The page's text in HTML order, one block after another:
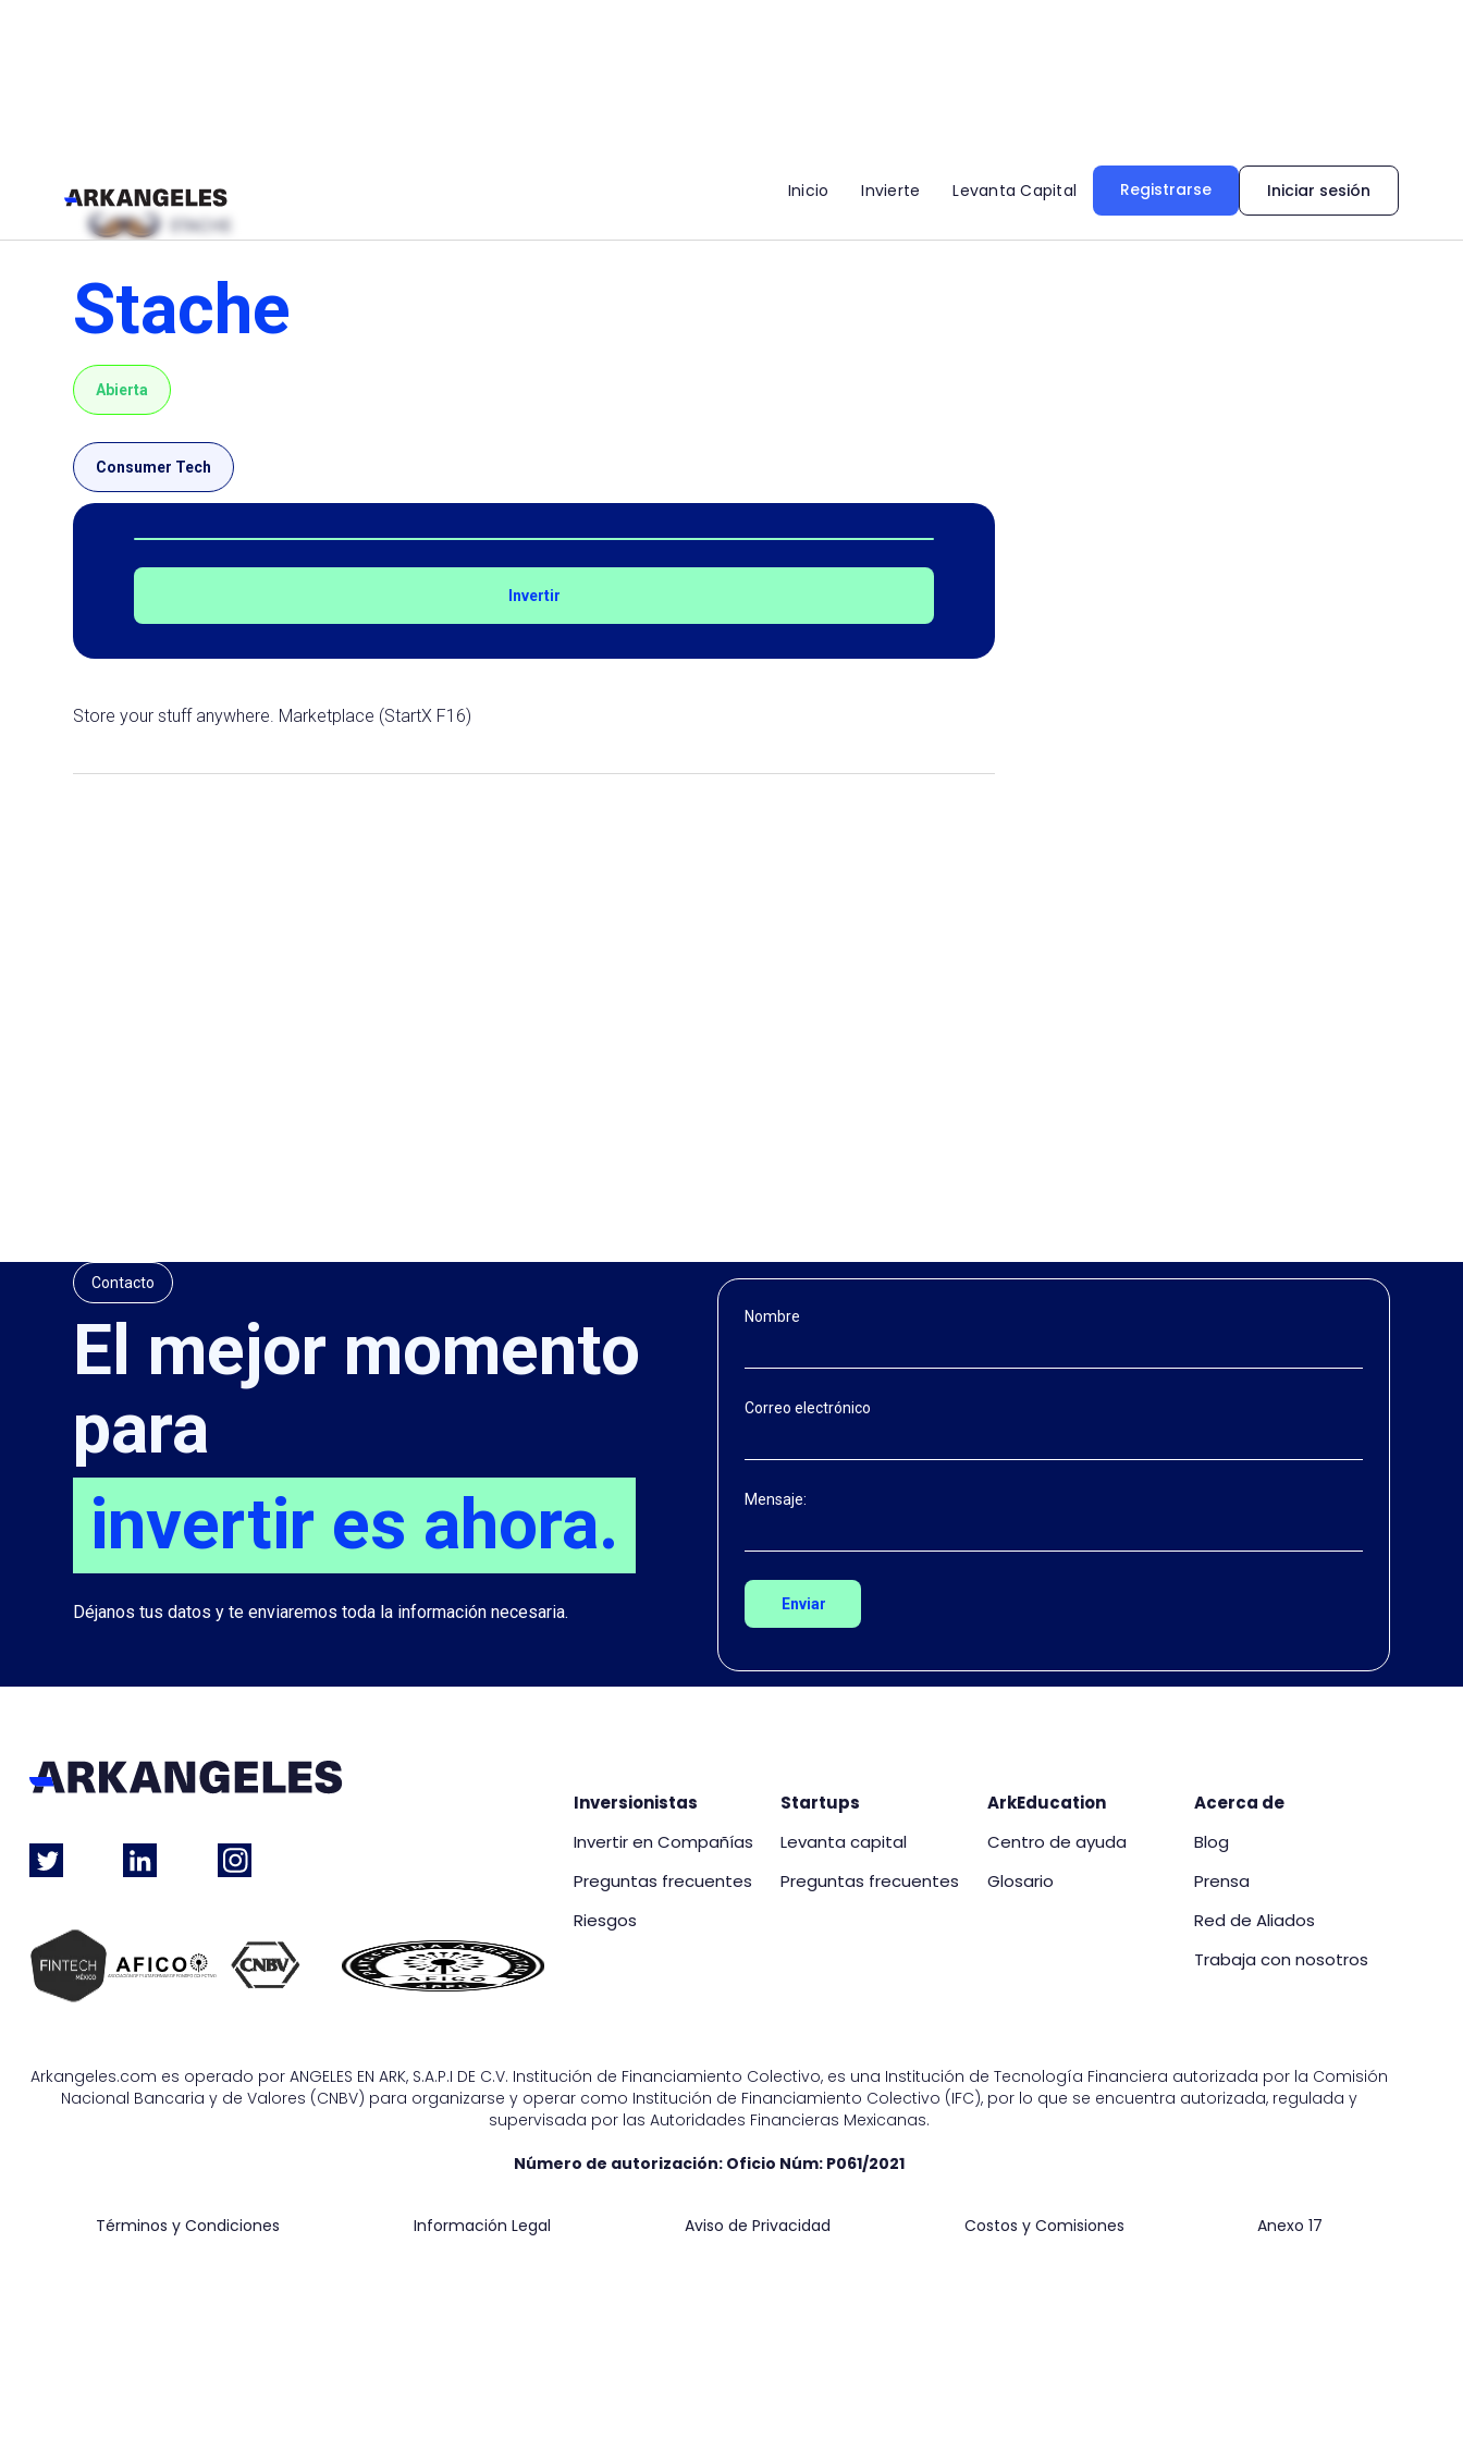
Inicio Invierte Levanta Capital Registrarse Iniciar sesión
Stache
Abierta
Consumer Tech
Invertir
Store your stuff anywhere. Marketplace (StartX F16)
Contacto
El mejor momento
para
invertir es ahora.
Déjanos tus datos y te enviaremos toda la información necesaria.
Nombre
Correo electrónico
Mensaje:
Inversionistas
Invertir en Compañías
Preguntas frecuentes
Riesgos
Startups
Levanta capital
Preguntas frecuentes
ArkEducation
Centro de ayuda
Glosario
Acerca de
Blog
Prensa
Red de Aliados
Trabaja con nosotros
Arkangeles.com es operado por ANGELES EN ARK, S.A.P.I DE C.V. Institución de Financiamiento Colectivo, es una Institución de Tecnología Financiera autorizada por la Comisión
Nacional Bancaria y de Valores (CNBV) para organizarse y operar como Institución de Financiamiento Colectivo (IFC), por lo que se encuentra autorizada, regulada y
supervisada por las Autoridades Financieras Mexicanas.
Número de autorización: Oficio Núm: P061/2021
Términos y Condiciones Información Legal Aviso de Privacidad Costos y Comisiones Anexo 17